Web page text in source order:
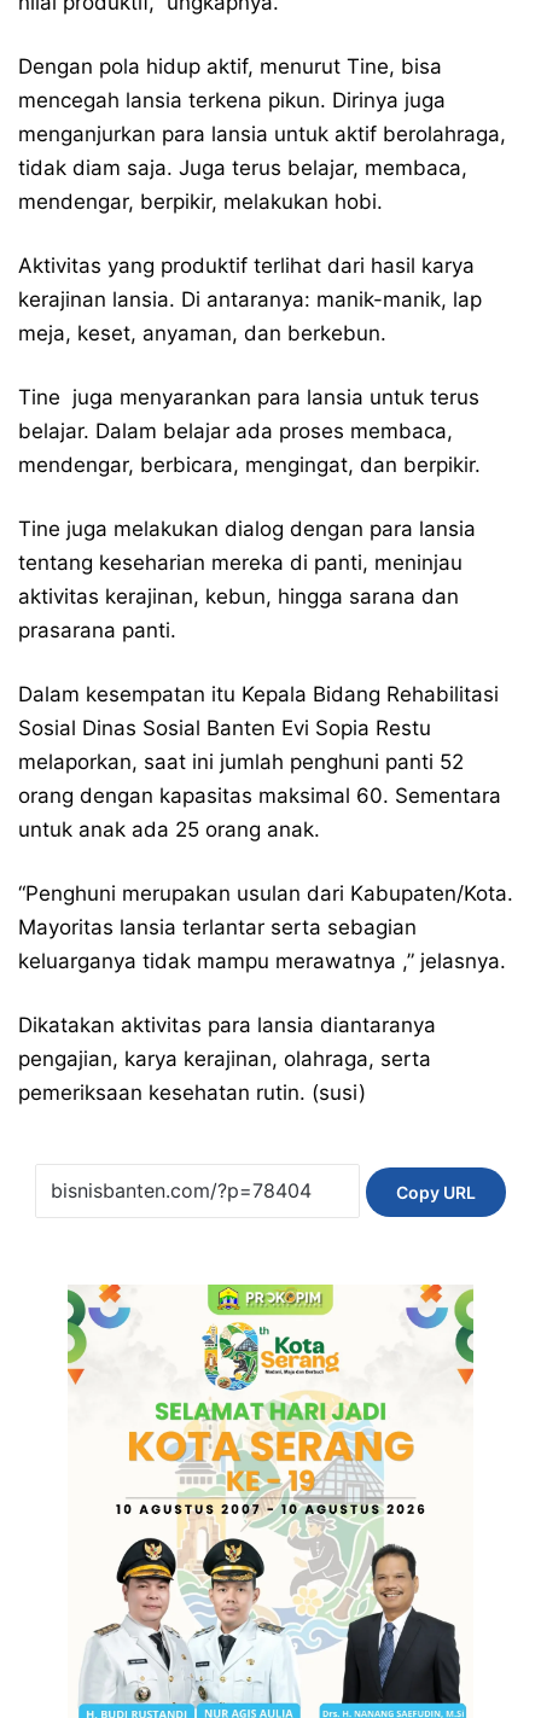
Dengan pola hidup aktif, menurut Tine, bisa
mencegah lansia terkena pikun. Dirinya juga
menganjurkan para lansia untuk aktif berolahraga,
tidak diam saja. Juga terus belajar, membaca,
mendengar, berpikir, melakukan hobi.
Aktivitas yang produktif terlihat dari hasil karya
kerajinan lansia. Di antaranya: manik-manik, lap
meja, keset, anyaman, dan berkebun.
Tine juga menyarankan para lansia untuk terus
belajar. Dalam belajar ada proses membaca,
mendengar, berbicara, mengingat, dan berpikir.
Tine juga melakukan dialog dengan para lansia
tentang keseharian mereka di panti, meninjau
aktivitas kerajinan, kebun, hingga sarana dan
prasarana panti.
Dalam kesempatan itu Kepala Bidang Rehabilitasi
Sosial Dinas Sosial Banten Evi Sopia Restu
melaporkan, saat ini jumlah penghuni panti 52
orang dengan kapasitas maksimal 60. Sementara
untuk anak ada 25 orang anak.
“Penghuni merupakan usulan dari Kabupaten/Kota.
Mayoritas lansia terlantar serta sebagian
keluarganya tidak mampu merawatnya ,” jelasnya.
Dikatakan aktivitas para lansia diantaranya
pengajian, karya kerajinan, olahraga, serta
pemeriksaan kesehatan rutin. (susi)
Copy URL